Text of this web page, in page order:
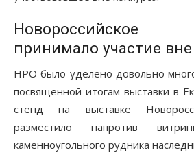
Новороссийское
принимало участие вне
НРО было уделено довольно
посвященной итогам выставки в
стенд на выставке
разместило напротив
каменноугольного рудника